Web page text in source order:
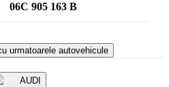
06C 905 163 B
urmatoarele autovehicule
AUDI